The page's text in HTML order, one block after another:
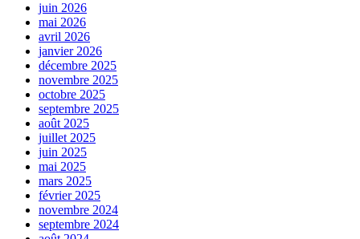
juin 2026
mai 2026
avril 2026
janvier 2026
décembre 2025
novembre 2025
octobre 2025
septembre 2025
août 2025
juillet 2025
juin 2025
mai 2025
mars 2025
février 2025
novembre 2024
septembre 2024